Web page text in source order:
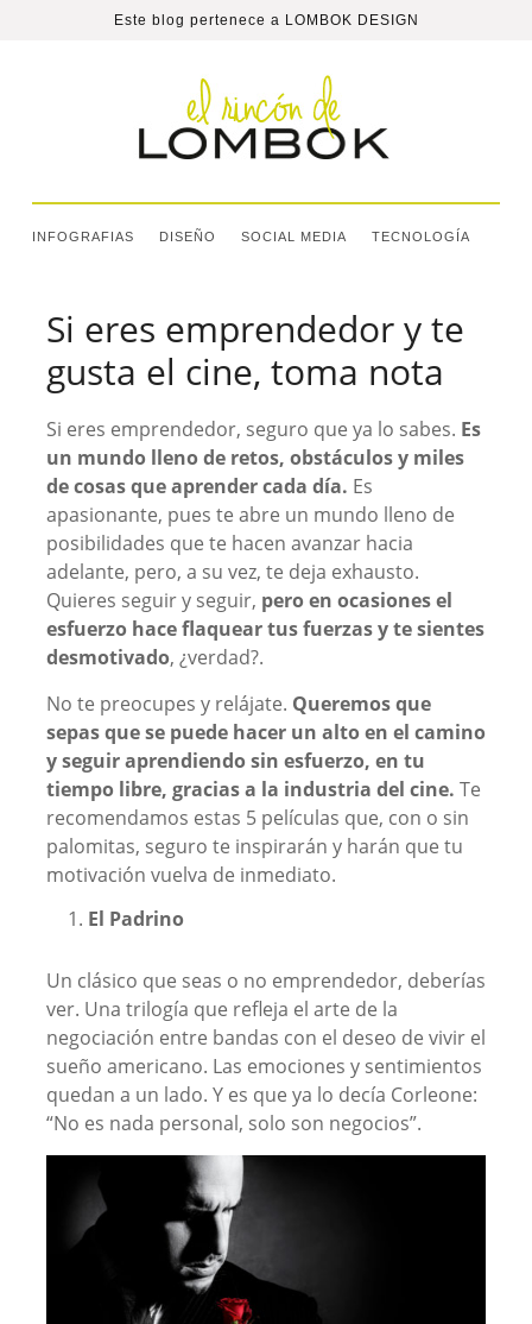
Este blog pertenece a LOMBOK DESIGN
INFOGRAFIAS DISEÑO SOCIAL MEDIA TECNOLOGÍA
Si eres emprendedor y te
gusta el cine, toma nota
Si eres emprendedor, seguro que ya lo sabes. Es
un mundo lleno de retos, obstáculos y miles
de cosas que aprender cada día. Es
apasionante, pues te abre un mundo lleno de
posibilidades que te hacen avanzar hacia
adelante, pero, a su vez, te deja exhausto.
Quieres seguir y seguir, pero en ocasiones el
esfuerzo hace flaquear tus fuerzas y te sientes
desmotivado, ¿verdad?.
No te preocupes y relájate. Queremos que
sepas que se puede hacer un alto en el camino
y seguir aprendiendo sin esfuerzo, en tu
tiempo libre, gracias a la industria del cine. Te
recomendamos estas 5 películas que, con o sin
palomitas, seguro te inspirarán y harán que tu
motivación vuelva de inmediato.
El Padrino
Un clásico que seas o no emprendedor, deberías
ver. Una trilogía que refleja el arte de la
negociación entre bandas con el deseo de vivir el
sueño americano. Las emociones y sentimientos
quedan a un lado. Y es que ya lo decía Corleone:
“No es nada personal, solo son negocios”.